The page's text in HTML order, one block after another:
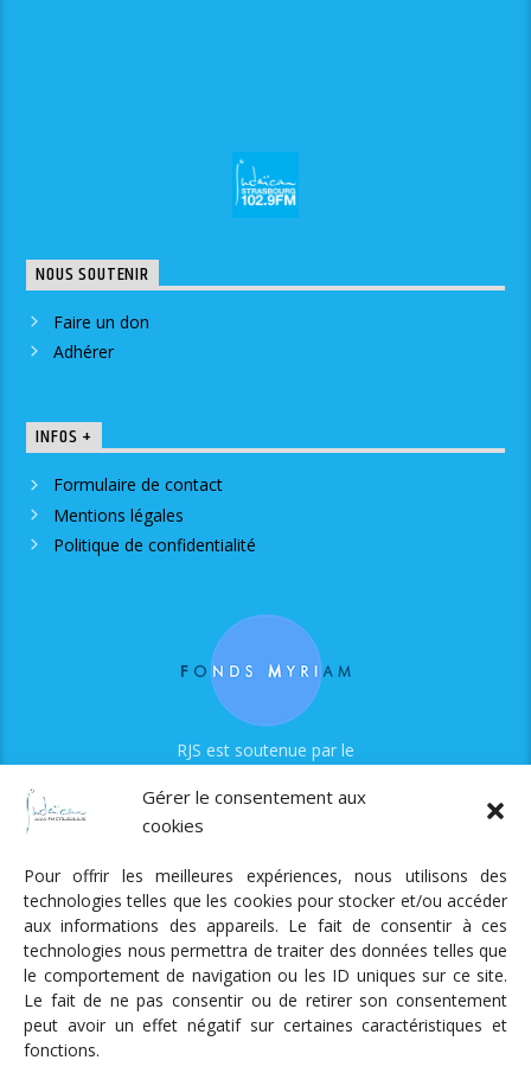
Gérer le consentement aux
cookies
Pour offrir les meilleures expériences, nous utilisons des
technologies telles que les cookies pour stocker et/ou accéder
aux informations des appareils. Le fait de consentir à ces
technologies nous permettra de traiter des données telles que
le comportement de navigation ou les ID uniques sur ce site.
Le fait de ne pas consentir ou de retirer son consentement
peut avoir un effet négatif sur certaines caractéristiques et
fonctions.
NOUS SOUTENIR
Faire un don
Adhérer
INFOS +
Formulaire de contact
Mentions légales
Politique de confidentialité
RJS est soutenue par le
Radio Judaica Strasbourg
Tous droits réservés
RADIO JUDAÏCA
ÉMISSIONS ET GRILLE DES PROGRAMMES
PODCASTS